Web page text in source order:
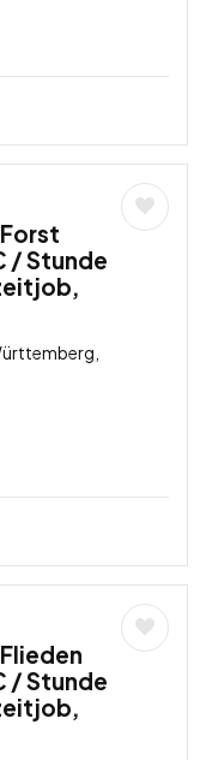
/ Stunde
/ Stunde